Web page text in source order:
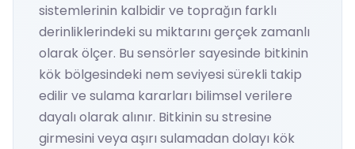
sistemlerinin kalbidir ve toprağın farklı
derinliklerindeki su miktarını gerçek zamanlı
olarak ölçer. Bu sensörler sayesinde bitkinin
kök bölgesindeki nem seviyesi sürekli takip
edilir ve sulama kararları bilimsel verilere
dayalı olarak alınır. Bitkinin su stresine
girmesini veya aşırı sulamadan dolayı kök